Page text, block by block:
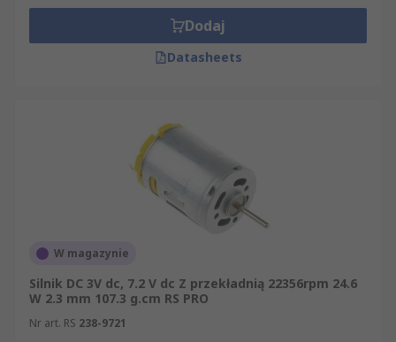
Dodaj
Datasheets
W magazynie
Silnik DC 3V dc, 7.2 V dc Z przekładnią 22356rpm 24.6
W 2.3 mm 107.3 g.cm RS PRO
Nr art. RS 238-9721